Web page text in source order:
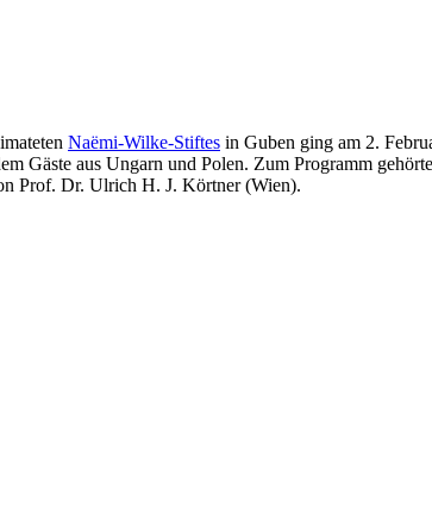
Naëmi-Wilke-Stiftes in Guben ging am 2.
Gäste aus Ungarn und Polen. Zum Programm
Prof. Dr. Ulrich H. J. Körtner (Wien).